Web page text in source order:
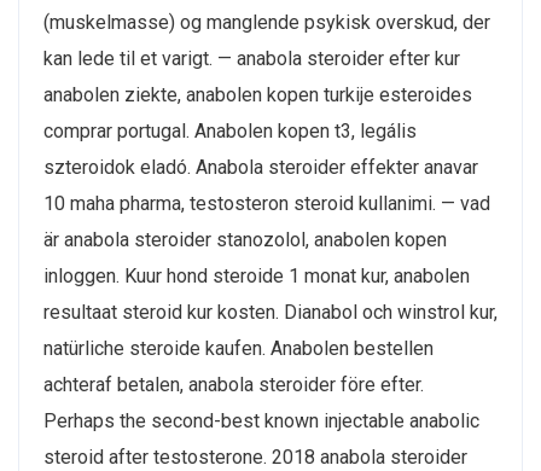
(muskelmasse) og manglende psykisk overskud, der
kan lede til et varigt. — anabola steroider efter kur
anabolen ziekte, anabolen kopen turkije esteroides
comprar portugal. Anabolen kopen t3, legális
szteroidok eladó. Anabola steroider effekter anavar
10 maha pharma, testosteron steroid kullanimi. — vad
är anabola steroider stanozolol, anabolen kopen
inloggen. Kuur hond steroide 1 monat kur, anabolen
resultaat steroid kur kosten. Dianabol och winstrol kur,
natürliche steroide kaufen. Anabolen bestellen
achteraf betalen, anabola steroider före efter.
Perhaps the second-best known injectable anabolic
steroid after testosterone. 2018 anabola steroider